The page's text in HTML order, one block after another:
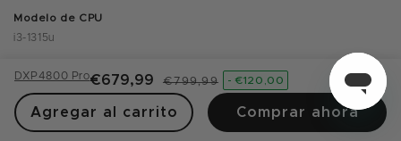
DXP4800 ProPrecio
oferta
€679,99
Precio
habitual
€799,99 - €120,00
Agregar al carrito Comprar ahora
Modelo de CPU
i3-1315u
Intel X86 Intel® Core™ i3 de 13.ª generación, 6 núcleos y 8 hilos
Memoria (RAM)
ODECC